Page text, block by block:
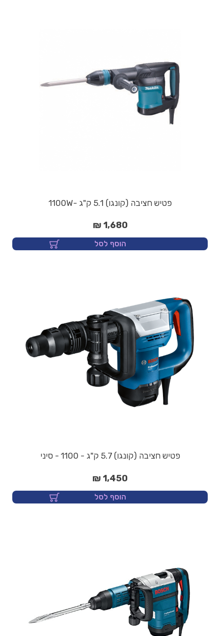
פטיש חציבה (קונגו) 5.1 ק"ג -1100W
1,680 ₪
הוסף לסל
פטיש חציבה (קונגו) 5.7 ק"ג - 1100 - סיני
1,450 ₪
הוסף לסל